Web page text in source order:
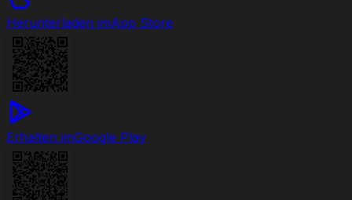
Herunterladen imApp Store
Erhalten imGoogle Play